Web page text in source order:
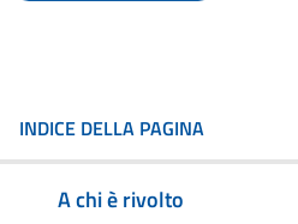
INDICE DELLA PAGINA
A chi è rivolto